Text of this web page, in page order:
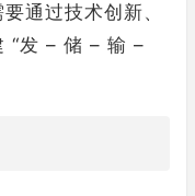
通过技术创新、
“发 – 储 – 输 –